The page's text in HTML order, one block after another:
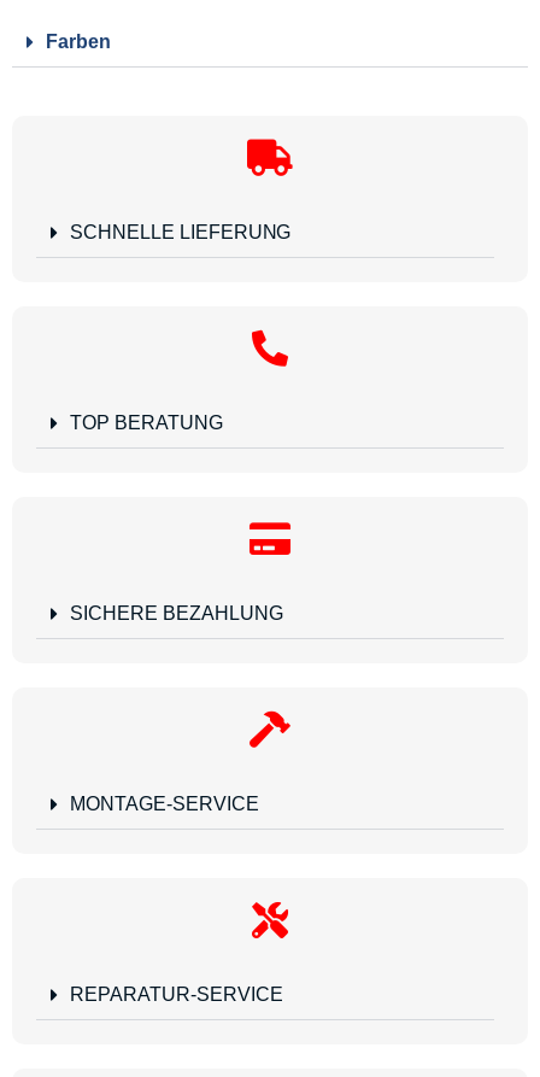
Farben
SCHNELLE LIEFERUNG
TOP BERATUNG
SICHERE BEZAHLUNG
MONTAGE-SERVICE
REPARATUR-SERVICE